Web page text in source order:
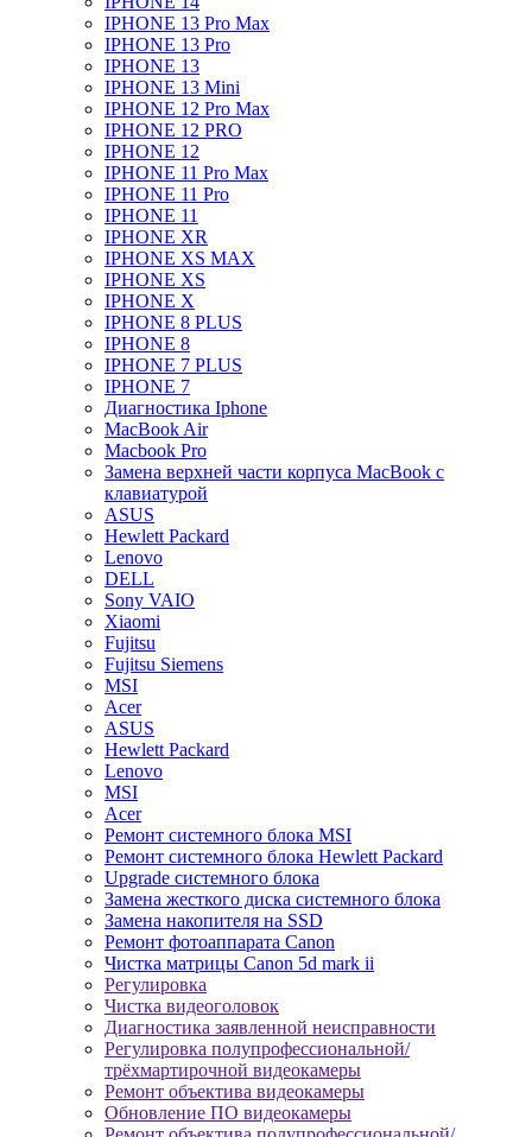
IPHONE 13 Pro Max
IPHONE 13 Pro
IPHONE 13
IPHONE 13 Mini
IPHONE 12 Pro Max
IPHONE 12 PRO
IPHONE 12
IPHONE 11 Pro Max
IPHONE 11 Pro
IPHONE 11
IPHONE XR
IPHONE XS MAX
IPHONE XS
IPHONE X
IPHONE 8 PLUS
IPHONE 8
IPHONE 7 PLUS
IPHONE 7
Диагностика Iphone
MacBook Air
Macbook Pro
Замена верхней части корпуса MacBook с
клавиатурой
ASUS
Hewlett Packard
Lenovo
DELL
Sony VAIO
Xiaomi
Fujitsu
Fujitsu Siemens
MSI
Acer
ASUS
Hewlett Packard
Lenovo
MSI
Acer
Ремонт системного блока MSI
Ремонт системного блока Hewlett Packard
Upgrade системного блока
Замена жесткого диска системного блока
Замена накопителя на SSD
Ремонт фотоаппарата Canon
Чистка матрицы Canon 5d mark ii
Регулировка
Чистка видеоголовок
Диагностика заявленной неисправности
Регулировка полупрофессиональной/
трёхмартирочной видеокамеры
Ремонт объектива видеокамеры
Обновление ПО видеокамеры